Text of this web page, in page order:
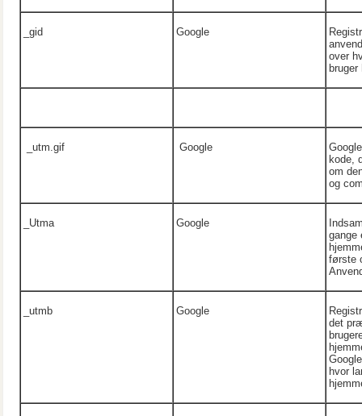
_gid Google
over
_utm.gif Google
kode,
om
og
_Utma Google
gange
første
_utmb Google
det
hvor